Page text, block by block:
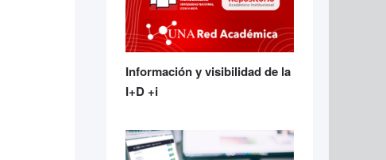
Información y visibilidad de la
I+D +i